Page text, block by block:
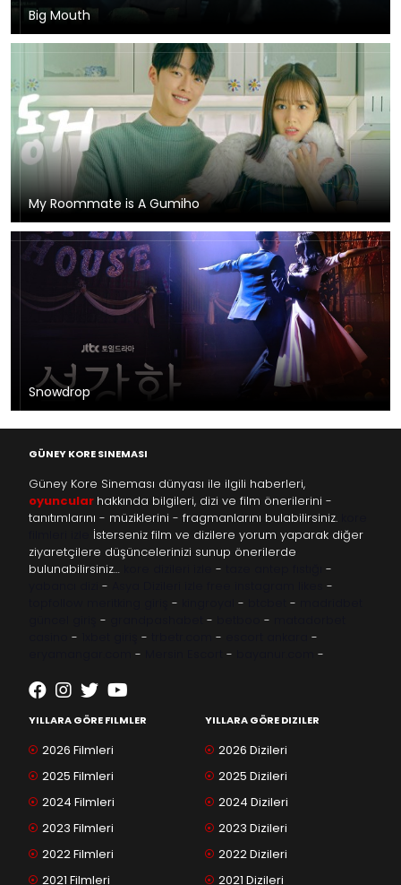
Big Mouth
My Roommate is A Gumiho
Snowdrop
GÜNEY KORE SINEMASI
Güney Kore Sineması dünyası ile ilgili haberleri,
oyuncular hakkında bilgileri, dizi ve film önerilerini -
tanıtımlarını - müziklerini - fragmanlarını bulabilirsiniz.
İsterseniz film ve dizilere yorum yaparak diğer
ziyaretçilere düşüncelerinizi sunup önerilerde
bulunabilirsiniz…
-
-
-
-
- - -
- - -
- - -
-
- - -
YILLARA GÖRE FILMLER
2026 Filmleri
2025 Filmleri
2024 Filmleri
2023 Filmleri
2022 Filmleri
2021 Filmleri
YILLARA GÖRE DIZILER
2026 Dizileri
2025 Dizileri
2024 Dizileri
2023 Dizileri
2022 Dizileri
2021 Dizileri